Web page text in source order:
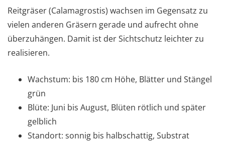
Reitgräser (Calamagrostis) wachsen im Gegensatz zu
vielen anderen Gräsern gerade und aufrecht ohne
überzuhängen. Damit ist der Sichtschutz leichter zu
realisieren.
Wachstum: bis 180 cm Höhe, Blätter und Stängel
grün
Blüte: Juni bis August, Blüten rötlich und später
gelblich
Standort: sonnig bis halbschattig, Substrat